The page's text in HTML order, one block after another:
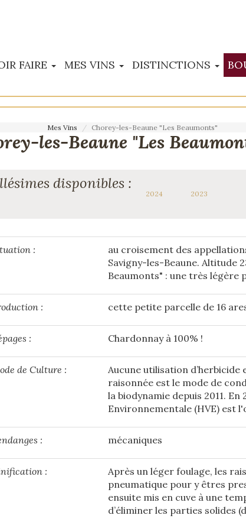
FAIRE MES VINS DISTINCTIONS
Mes Vins Chorey-les-Beaune "Les Beaumonts"
les-Beaune "Les
disponibles :
2024 2023
:
au croisement des
Savigny-les-Beaune. Altitude
Beaumonts" : une très légère
: cette petite parcelle de 16
: Chardonnay à 100% !
de Culture :
Aucune utilisation
raisonnée est le mode de
la biodynamie depuis 2011.
Environnementale (HVE) est
: mécaniques
:
Après un léger foulage, les
pneumatique pour y êtres
ensuite mis en cuve à une
d’éliminer les parties solides